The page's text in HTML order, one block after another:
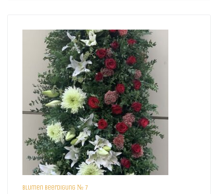
Blumen beerdigung № 7